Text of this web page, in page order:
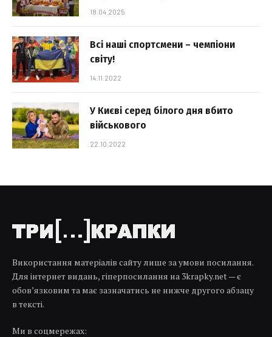
18.04.2025
Всі наші спортсмени – чемпіони
світу!
14.11.2022
У Києві серед білого дня вбито
військового
22.10.2022
Використання матеріалів сайту лише за умови посилання.
Для інтернет видань, гіперпосилання на 3krapky.net — є
обов’язковим та має зазначатись не нижче другого абзацу
в тексті.
Ми в соцмережах: